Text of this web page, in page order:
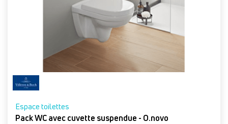
Espace toilettes
Pack WC avec cuvette suspendue - O.novo